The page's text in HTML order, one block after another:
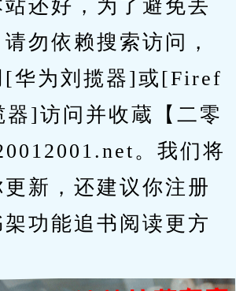
还好，为了避免丢
勿依赖搜索访问，
[华为刘揽器]或[Firef
器]访问并收蔵【二零
。我们将
新，还建议你注册
功能追书阅读更方